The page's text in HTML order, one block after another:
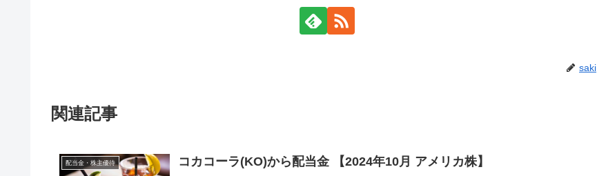
saki
関連記事
配当金・株主優待 コカコーラ(KO)から配当金 【2024年10月 アメリカ株】